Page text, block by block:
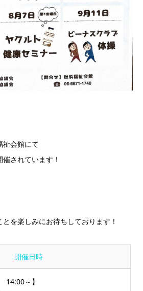
祉会館にて
催されています！
を楽しみにお待ちしております！
開催日時
～】